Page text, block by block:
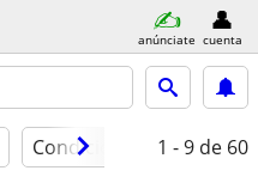
anúnciate cuenta
Condición 1 - 9 de 60